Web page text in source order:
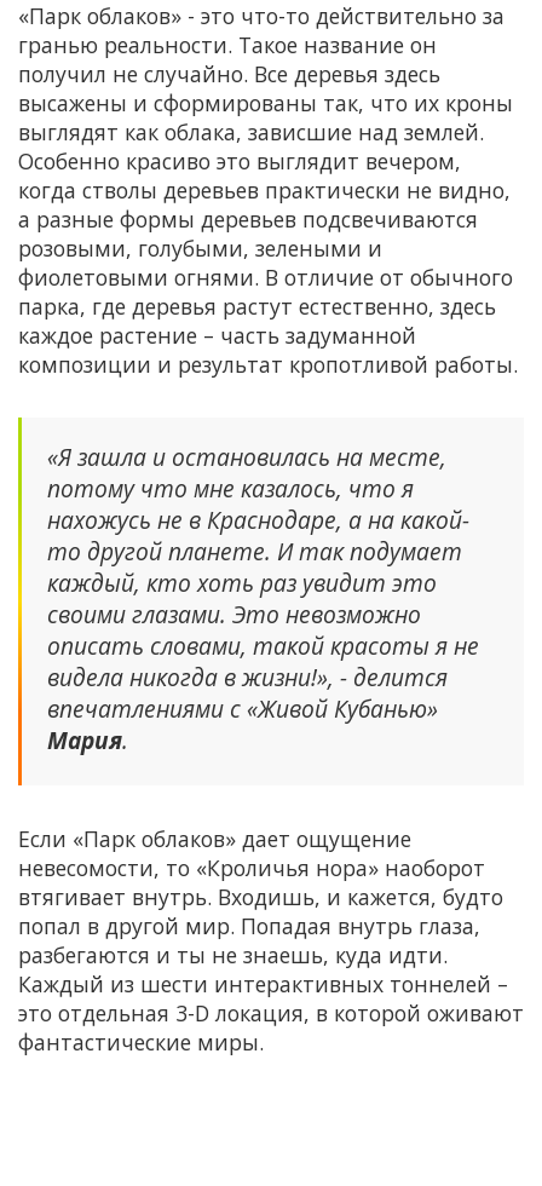
«Парк облаков» - это что-то действительно за
гранью реальности. Такое название он
получил не случайно. Все деревья здесь
высажены и сформированы так, что их кроны
выглядят как облака, зависшие над землей.
Особенно красиво это выглядит вечером,
когда стволы деревьев практически не видно,
а разные формы деревьев подсвечиваются
розовыми, голубыми, зелеными и
фиолетовыми огнями. В отличие от обычного
парка, где деревья растут естественно, здесь
каждое растение – часть задуманной
композиции и результат кропотливой работы.
«Я зашла и остановилась на месте,
потому что мне казалось, что я
нахожусь не в Краснодаре, а на какой-
то другой планете. И так подумает
каждый, кто хоть раз увидит это
своими глазами. Это невозможно
описать словами, такой красоты я не
видела никогда в жизни!», - делится
впечатлениями с «Живой Кубанью»
Мария.
Если «Парк облаков» дает ощущение
невесомости, то «Кроличья нора» наоборот
втягивает внутрь. Входишь, и кажется, будто
попал в другой мир. Попадая внутрь глаза,
разбегаются и ты не знаешь, куда идти.
Каждый из шести интерактивных тоннелей –
это отдельная 3-D локация, в которой оживают
фантастические миры.